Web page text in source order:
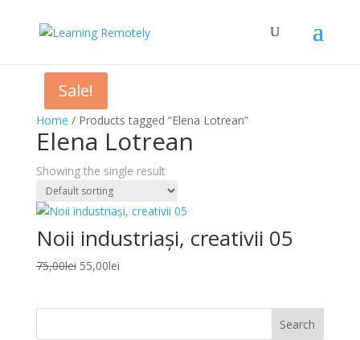
Home / Products tagged “Elena Lotrean”
Elena Lotrean
Showing the single result
Sale!
Noii industriași, creativii 05
75,00lei Original
55,00leiCurrent